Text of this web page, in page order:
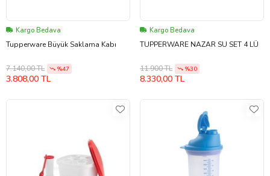
Kargo Bedava
Tupperware Büyük Saklama Kabı
7.140,00 TL %47
3.808,00 TL
Kargo Bedava
TUPPERWARE NAZAR SU SET 4 LÜ
11.900 TL %30
8.330,00 TL